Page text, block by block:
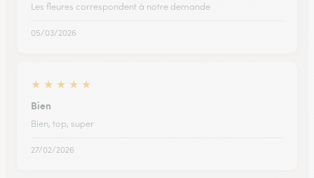
Les fleures correspondent à notre demande
05/03/2026
★ ★ ★ ★ ★
Bien
Bien, top, super
27/02/2026